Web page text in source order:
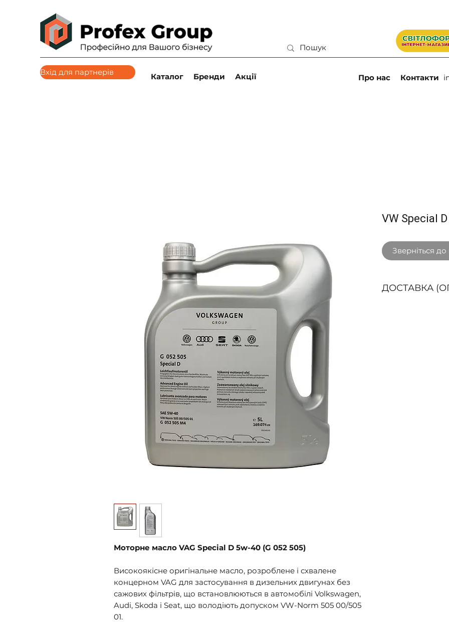
Вхід для партнерів Каталог Бренди Акції Про нас Контакти
Моторне масло VAG Special D 5w-40 (G 052 505)
Високоякісне оригінальне масло, розроблене і схвалене
концерном VAG для застосування в дизельних двигунах без
сажових фільтрів, що встановлюються в автомобілі Volkswagen,
Audi, Skoda і Seat, що володіють допуском VW-Norm 505 00/505
01.
VW Special
Зверніться
ДОСТАВКА